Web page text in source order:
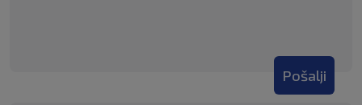
Pošalji